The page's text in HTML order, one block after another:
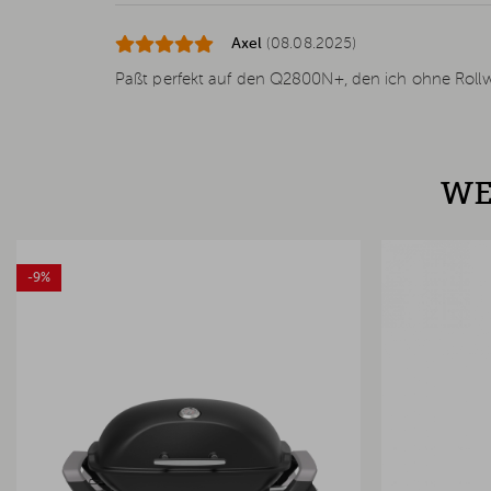
Axel (08.08.2025)
Paßt perfekt auf den Q2800N+, den ich ohne
-9%